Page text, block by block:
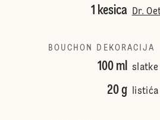
1 kesica Dr.
BOUCHON DEKORACIJA
100 ml slatke
20 g